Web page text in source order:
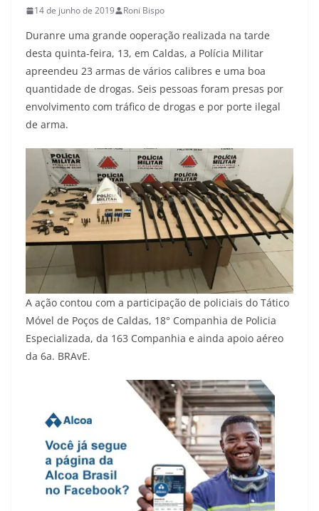
14 de junho de 2019 Roni Bispo
Duranre uma grande ooperação realizada na tarde
desta quinta-feira, 13, em Caldas, a Polícia Militar
apreendeu 23 armas de vários calibres e uma boa
quantidade de drogas. Seis pessoas foram presas por
envolvimento com tráfico de drogas e por porte ilegal
de arma.
A ação contou com a participação de policiais do Tático
Móvel de Poços de Caldas, 18° Companhia de Policia
Especializada, da 163 Companhia e ainda apoio aéreo
da 6a. BRAvE.